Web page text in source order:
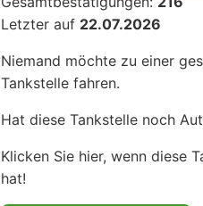
Letzter auf 22.07.2026
Niemand möchte zu einer
Tankstelle fahren.
Hat diese Tankstelle noch
Klicken Sie hier, wenn diese
hat!